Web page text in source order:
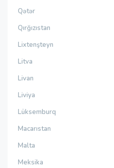
Qətər
Qırğızıstan
Lixtenşteyn
Litva
Livan
Liviya
Lüksemburq
Macarıstan
Malta
Meksika